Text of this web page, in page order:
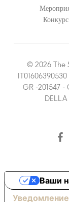
© 2026 The
GR -201547 -
Ваши